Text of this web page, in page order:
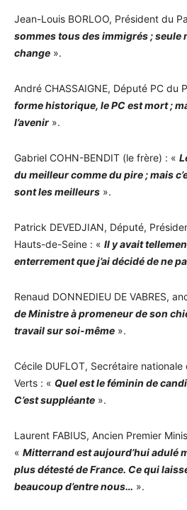
Jean-Louis BORLOO, Président du
sommes tous des immigrés ; seule
change ».
André CHASSAIGNE, Député PC du
forme historique, le PC est mort ;
l’avenir ».
Gabriel COHN-BENDIT (le frère) : «
du meilleur comme du pire ; mais
sont les meilleurs ».
Patrick DEVEDJIAN, Député,
Hauts-de-Seine : « Il y avait
enterrement que j’ai décidé de ne
Renaud DONNEDIEU DE VABRES,
de Ministre à promeneur de son
travail sur soi-même ».
Cécile DUFLOT, Secrétaire nationale
Verts : « Quel est le féminin de
C’est suppléante ».
Laurent FABIUS, Ancien Premier
« Mitterrand est aujourd’hui adulé
plus détesté de France. Ce qui
beaucoup d’entre nous… ».